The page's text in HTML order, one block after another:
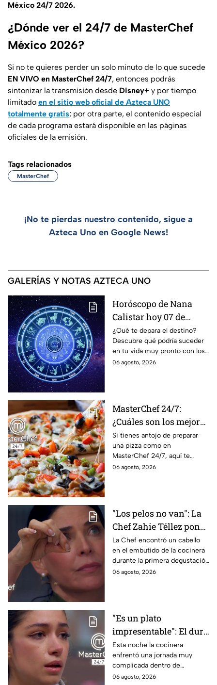
México 24/7 2026.
¿Dónde ver el 24/7 de MasterChef
México 2026?
Si no te quieres perder un solo minuto de lo que sucede
EN VIVO en MasterChef 24/7, entonces podrás
sintonizar la transmisión desde Disney+ y por tiempo
limitado en el sitio web oficial de Azteca UNO
totalmente gratis; por otra parte, el contenido especial
de cada programa estará disponible en las páginas
oficiales de la emisión.
Tags relacionados
MasterChef
¡No te pierdas nuestro contenido, sigue a
Azteca Uno en Google News!
GALERÍAS Y NOTAS AZTECA UNO
Horóscopo de Nana
Calistar hoy 07 de
agosto; estos signos
podrían dejar de estar
solteros más pronto de
lo que imaginan y
¿Qué te depara el destino?
Descubre qué podría suceder
en tu vida muy pronto con los
horóscopos de Nana Calistar;
06 agosto, 2026
MasterChef 24/7:
¿Cuáles son los mejores
quesos para preparar
pizza en casa?
Si tienes antojo de preparar
una pizza como en
MasterChef 24/7, aquí te
contamos todo lo que debes
06 agosto, 2026
"Los pelos no van": La
Chef Zahie Téllez pone
en evidencia a Carmen
en la gala de mandiles
negros de MasterChef
24/7
La Chef encontró un cabello
en el embutido de la cocinera
durante la primera degustación
de la noche
06 agosto, 2026
"Es un plato
impresentable": El duro
regaño que hizo llorar a
Michelle dentro de
MasterChef 24/7
Esta noche la cocinera
enfrentó una jornada muy
complicada dentro de
MasterChef 24/7.
06 agosto, 2026